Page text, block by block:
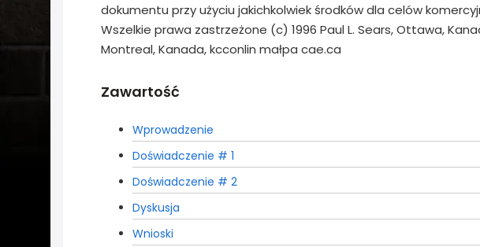
dokumentu przy użyciu jakichkolwiek środków dla celów
Wszelkie prawa zastrzeżone (c) 1996 Paul L. Sears, Ottawa,
Montreal, Kanada, kcconlin małpa cae.ca
Zawartość
Wprowadzenie
Doświadczenie # 1
Doświadczenie # 2
Dyskusja
Wnioski